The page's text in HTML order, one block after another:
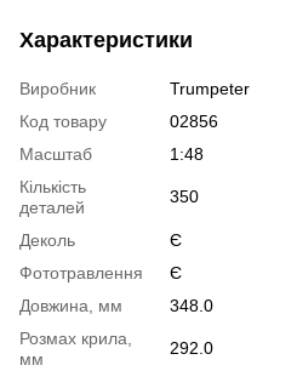
Характеристики
Виробник
Trumpeter
Код товару
02856
Масштаб
1:48
Кількість
деталей
350
Деколь
Є
Фототравлення
Є
Довжина, мм
348.0
Розмах крила,
мм
292.0